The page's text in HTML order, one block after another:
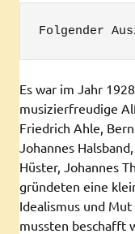
Folgender
Es war im Jahr
musizierfreudige
Friedrich Ahle,
Johannes
Hüster, Johannes
gründeten eine
Idealismus und
mussten beschafft